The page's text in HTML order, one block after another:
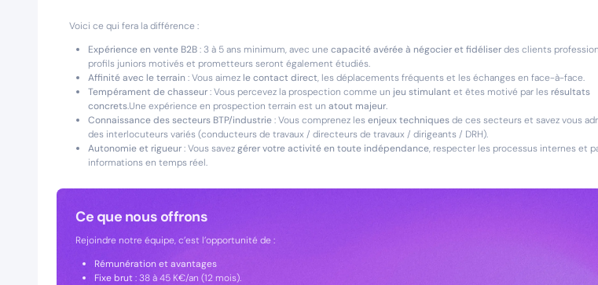
Voici ce qui fera la différence :
Expérience en vente B2B: 3 à 5 ans minimum, avec une capacité avérée à négocier et fidéliserdes clients
profils juniors motivés et prometteurs seront également étudiés.
Affinité avec le terrain : Vous aimez le contact direct, les déplacements fréquents et les échanges en face-à-face.
Tempérament de chasseur: Vous percevez la prospection comme un jeu stimulant et êtes motivé par les résultats
concrets.Une expérience en prospection terrain est un atout majeur.
Connaissance des secteurs BTP/industrie: Vous comprenez lesenjeux techniquesde ces secteurs et savez vous
des interlocuteurs variés (conducteurs de travaux / directeurs de travaux / dirigeants / DRH).
Autonomie et rigueur: Vous savezgérer votre activité en toute indépendance, respecter les processus internes et
informations en temps réel.
Ce que nous offrons
Rejoindre notre équipe, c’est l’opportunité de :
Rémunération et avantages
Fixe brut: 38 à 45 K€/an (12 mois).